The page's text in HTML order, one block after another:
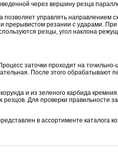
через вершину резца
управлять направлением
прерывистом резании с ударами.
резцы, угол наклона
заточки проходит на
После этого обрабатывают
и из зеленого карбида
Для проверки правильности
в ассортименте каталога